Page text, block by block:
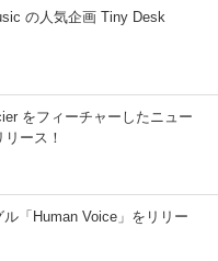
の人気企画 Tiny Desk
をフィーチャーしたニュー
ース！
「Human Voice」をリリー